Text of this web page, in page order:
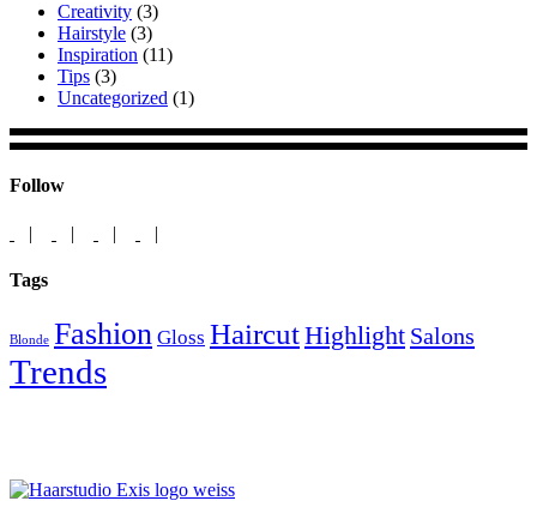
Creativity (3)
Hairstyle (3)
Inspiration (11)
Tips (3)
Uncategorized (1)
Follow
Tags
Blonde Fashion Gloss HaircutHighlight Salons
Trends